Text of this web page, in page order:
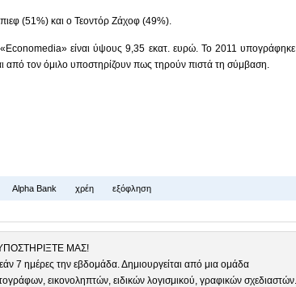
(51%) και ο Τεοντόρ Ζάχοφ (49%).
είναι ύψους 9,35 εκατ. ευρώ. Το 2011 υπογράφηκε
τον όμιλο υποστηρίζουν πως τηρούν πιστά τη σύμβαση.
Alpha Bank χρέη εξόφληση
ΜΑΣ!
7 ημέρες την εβδομάδα. Δημιουργείται από μια ομάδα
εικονοληπτών, ειδικών λογισμικού, γραφικών σχεδιαστών.